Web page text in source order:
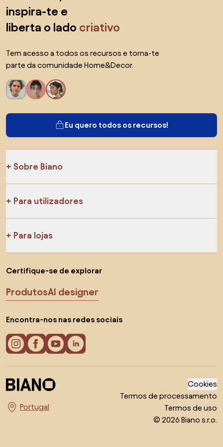
inspira-te e
liberta o lado criativo
Tem acesso a todos os recursos e torna-te
parte da comunidade Home&Decor.
Eu quero todos os recursos!
Sobre Biano
Para utilizadores
Para lojas
Certifique-se de explorar
ProdutosAI designer
Encontra-nos nas redes sociais
Escolha o país
Cookies
Termos de processamento
Termos de uso
© 2026 Biano s.r.o.